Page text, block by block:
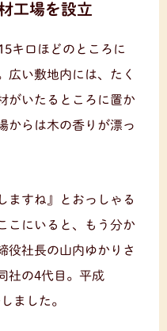
工場を設立
キロほどのところに
広い敷地内には、たく
がいたるところに置か
からは木の香りが漂っ
ますね』とおっしゃる
こにいると、もう分か
役社長の山内ゆかりさ
社の4代目。平成
ました。